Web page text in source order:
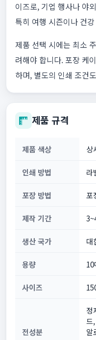
이즈로, 기업 행사나 야
특히 여행 시즌이나 건
제품 선택 시에는 최소
려해야 합니다. 포장 케
하며, 별도의 인쇄 조건
제품 규격
제품 색상 상
인쇄 방법 라
포장 방법 포
제작 기간
생산 국가 대
용량 10
사이즈
전성분
정
드
알